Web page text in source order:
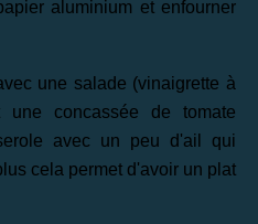
aluminium et enfourner
une salade (vinaigrette à
concassée de tomate
avec un peu d'ail qui
cela permet d'avoir un plat